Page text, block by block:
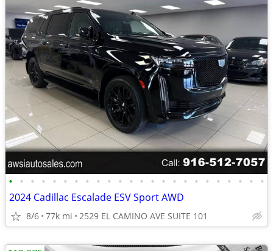
• • • • • • • • • • • • • • • • • • • • • • • •
2024 Cadillac Escalade ESV Sport AWD
8/6 77k mi 2529 EL CAMINO AVE SUITE 101